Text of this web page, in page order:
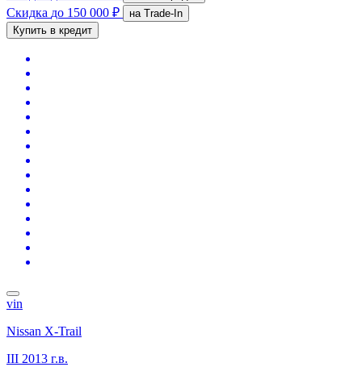
Скидка до 150 000 ₽
на Trade-In
Купить в кредит
vin
Nissan X-Trail
III 2013 г.в.